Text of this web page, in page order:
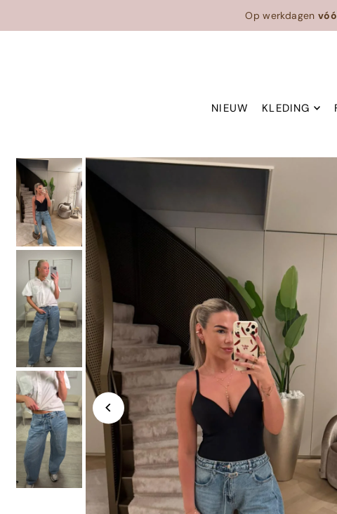
Translation missing: en.accessibility.skip_to_textOp werkdagen
NIEUW KLEDING